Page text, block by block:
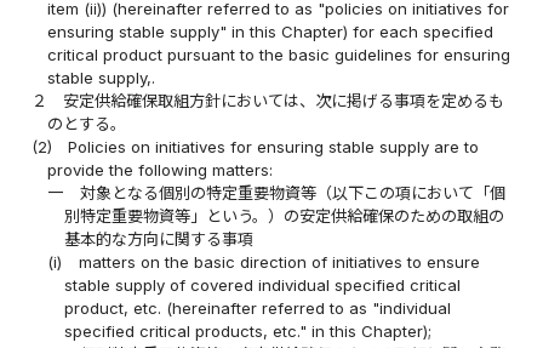
item (ii)) (hereinafter referred to as "policies on initiatives for
ensuring stable supply" in this Chapter) for each specified
critical product pursuant to the basic guidelines for ensuring
stable supply,.
２
安定供給確保取組方針においては、次に掲げる事項を定めるも
のとする。
(2)
Policies on initiatives for ensuring stable supply are to
provide the following matters:
一
対象となる個別の特定重要物資等（以下この項において「個
別特定重要物資等」という。）の安定供給確保のための取組の
基本的な方向に関する事項
(i)
matters on the basic direction of initiatives to ensure
stable supply of covered individual specified critical
product, etc. (hereinafter referred to as "individual
specified critical products, etc." in this Chapter);